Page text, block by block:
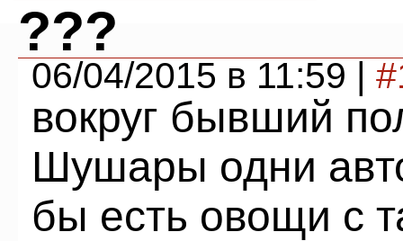
???
06/04/2015 в 11:59 |
вокруг бывший
Шушары одни
бы есть овощи с